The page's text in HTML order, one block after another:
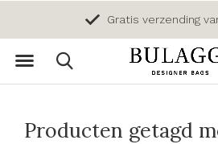
Gratis verzending
Producten getagd